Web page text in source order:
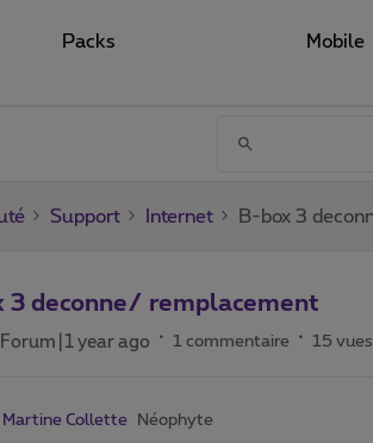
Packs Mobile
Support Internet B-box 3
3 deconne/ remplacement
year ago 1 commentaire 15 vues
Martine Collette Néophyte